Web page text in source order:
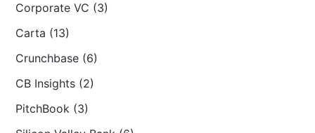
Corporate VC (3)
Carta (13)
Crunchbase (6)
CB Insights (2)
PitchBook (3)